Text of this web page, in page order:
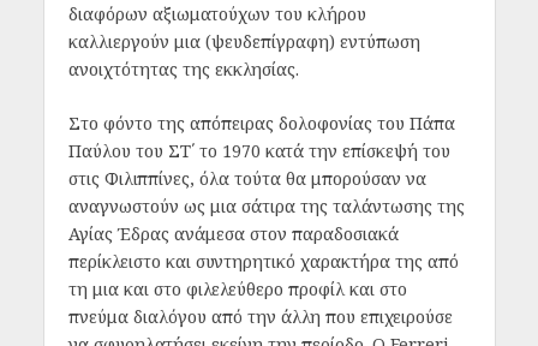
διαφόρων αξιωματούχων του κλήρου
καλλιεργούν μια (ψευδεπίγραφη) εντύπωση
ανοιχτότητας της εκκλησίας.
Στο φόντο της απόπειρας δολοφονίας του Πάπα
Παύλου του ΣΤ΄ το 1970 κατά την επίσκεψή του
στις Φιλιππίνες, όλα τούτα θα μπορούσαν να
αναγνωστούν ως μια σάτιρα της ταλάντωσης της
Αγίας Έδρας ανάμεσα στον παραδοσιακά
περίκλειστο και συντηρητικό χαρακτήρα της από
τη μια και στο φιλελεύθερο προφίλ και στο
πνεύμα διαλόγου από την άλλη που επιχειρούσε